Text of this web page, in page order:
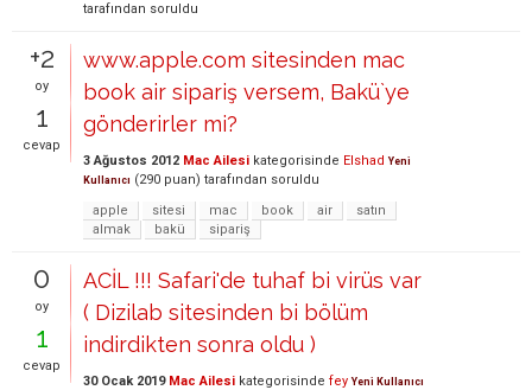
tarafından soruldu
+2
oy
1
cevap
www.apple.com sitesinden mac
book air sipariş versem, Bakü`ye
gönderirler mi?
3 Ağustos 2012 Mac Ailesi kategorisinde Elshad Yeni
Kullanıcı (290 puan) tarafından soruldu
apple
sitesi mac book air
satın
almak
bakü sipariş
0
oy
1
cevap
ACİL !!! Safari'de tuhaf bi virüs var
( Dizilab sitesinden bi bölüm
indirdikten sonra oldu )
30 Ocak 2019 Mac Ailesi kategorisinde fey Yeni Kullanıcı